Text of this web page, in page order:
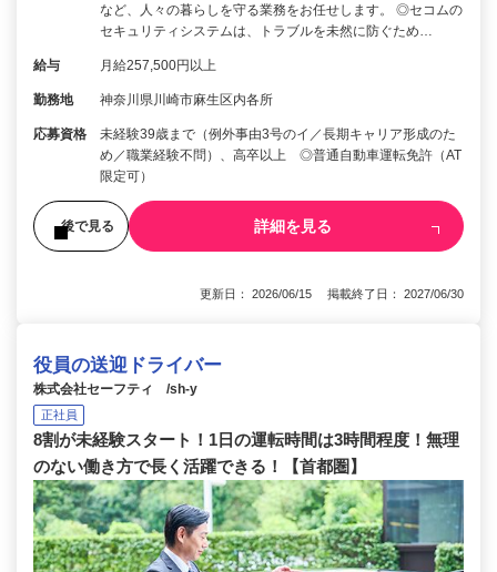
など、人々の暮らしを守る業務をお任せします。 ◎セコムの
セキュリティシステムは、トラブルを未然に防ぐため…
給与 月給257,500円以上
勤務地 神奈川県川崎市麻生区内各所
応募資格
未経験39歳まで（例外事由3号のイ／長期キャリア形成のた
め／職業経験不問）、高卒以上 ◎普通自動車運転免許（AT
限定可）
後で見る 詳細を見る
更新日： 2026/06/15 掲載終了日： 2027/06/30
役員の送迎ドライバー
株式会社セーフティ /sh-y
正社員
8割が未経験スタート！1日の運転時間は3時間程度！無理
のない働き方で長く活躍できる！【首都圏】